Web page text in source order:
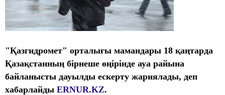
"Қазгидромет" орталығы мамандары 18 қаңтарда
Қазақстанның бірнеше өңірінде ауа райына
байланысты дауылды ескерту жариялады, деп
хабарлайды ERNUR.KZ.